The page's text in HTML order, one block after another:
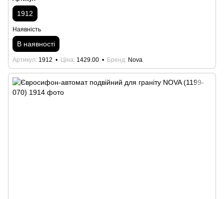
1912
Наявність
В наявності
Артикул 1912 Ціна 1429.00 Бренд Nova